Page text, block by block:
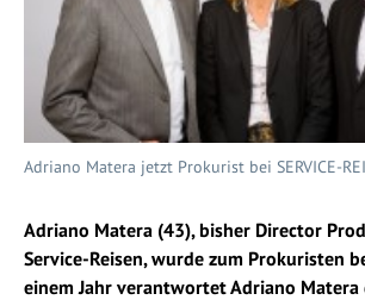
Adriano Matera jetzt Prokurist bei SERVICE-
Adriano Matera (43), bisher Director
Service-Reisen, wurde zum Prokuristen
einem Jahr verantwortet Adriano Matera